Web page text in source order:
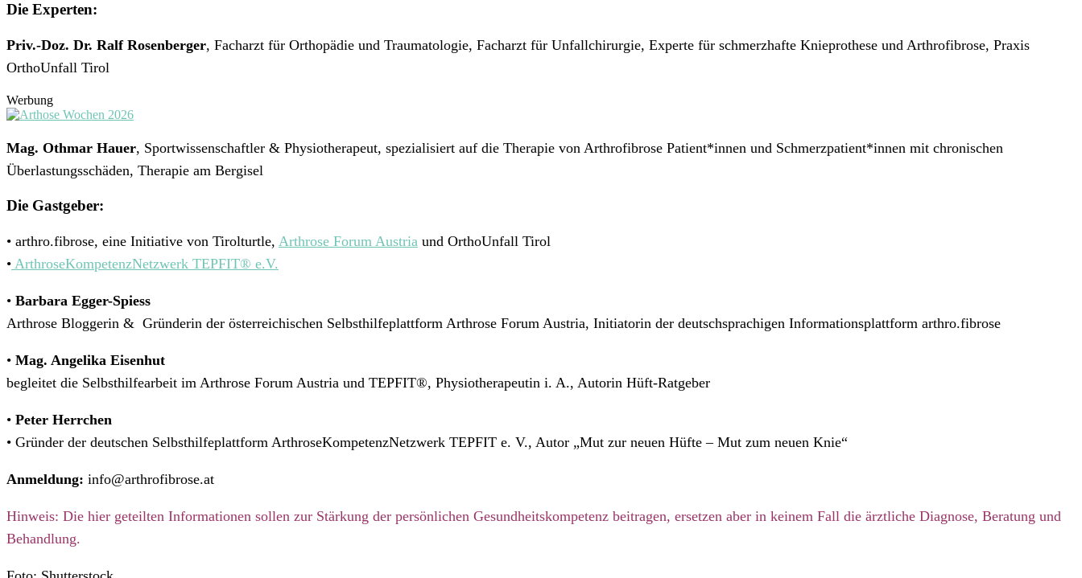
Die Experten:
Priv.-Doz. Dr. Ralf Rosenberger, Facharzt für Orthopädie und Traumatologie, Facharzt für Unfallchirurgie, Experte für schmerzhafte Knieprothese und Arthrofibrose, Praxis
OrthoUnfall Tirol
Werbung
Mag. Othmar Hauer, Sportwissenschaftler & Physiotherapeut, spezialisiert auf die Therapie von Arthrofibrose Patient*innen und Schmerzpatient*innen mit chronischen
Überlastungsschäden, Therapie am Bergisel
Die Gastgeber:
• arthro.fibrose, eine Initiative von Tirolturtle, Arthrose Forum Austria und OrthoUnfall Tirol
• ArthroseKompetenzNetzwerk TEPFIT®️ e.V.
• Barbara Egger-Spiess
Arthrose Bloggerin & Gründerin der österreichischen Selbsthilfeplattform Arthrose Forum Austria, Initiatorin der deutschsprachigen Informationsplattform arthro.fibrose
• Mag. Angelika Eisenhut
begleitet die Selbsthilfearbeit im Arthrose Forum Austria und TEPFIT®️, Physiotherapeutin i. A., Autorin Hüft-Ratgeber
• Peter Herrchen
• Gründer der deutschen Selbsthilfeplattform ArthroseKompetenzNetzwerk TEPFIT e. V., Autor „Mut zur neuen Hüfte – Mut zum neuen Knie“
Anmeldung: info@arthrofibrose.at
Hinweis: Die hier geteilten Informationen sollen zur Stärkung der persönlichen Gesundheitskompetenz beitragen, ersetzen aber in keinem Fall die ärztliche Diagnose, Beratung und
Behandlung.